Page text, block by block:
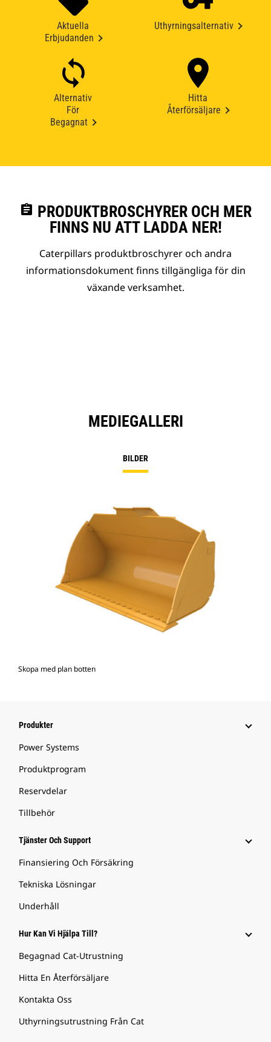
Aktuella
Erbjudanden
Uthyrningsalternativ
Alternativ
För
Begagnat
Hitta
Återförsäljare
assignment PRODUKTBROSCHYRER OCH MER
FINNS NU ATT LADDA NER!
Caterpillars produktbroschyrer och andra
informationsdokument finns tillgängliga för din
växande verksamhet.
MEDIEGALLERI
BILDER
Skopa med plan botten
Produkter
Power Systems
Produktprogram
Reservdelar
Tillbehör
Tjänster Och Support
Finansiering Och Försäkring
Tekniska Lösningar
Underhåll
Hur Kan Vi Hjälpa Till?
Begagnad Cat-Utrustning
Hitta En Återförsäljare
Kontakta Oss
Uthyrningsutrustning Från Cat